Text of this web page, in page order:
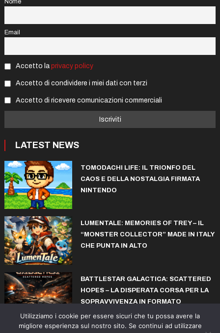
Nome
Email
Accetto la privacy policy
Accetto di condividere i miei dati con terzi
Accetto di ricevere comunicazioni commerciali
LATEST NEWS
TOMODACHI LIFE: IL TRIONFO DEL
CAOS E DELLA NOSTALGIA FIRMATA
NINTENDO
LUMENTALE: MEMORIES OF TREY – IL
“MONSTER COLLECTOR” MADE IN ITALY
CHE PUNTA IN ALTO
BATTLESTAR GALACTICA: SCATTERED
HOPES – LA DISPERATA CORSA PER LA
SOPRAVVIVENZA IN FORMATO
ROGUELITE
Utilizziamo i cookie per essere sicuri che tu possa avere la
migliore esperienza sul nostro sito. Se continui ad utilizzare